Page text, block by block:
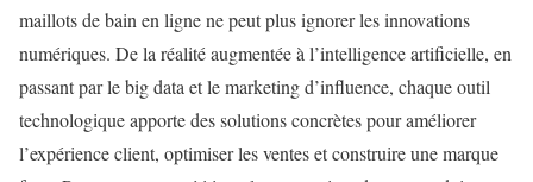
maillots de bain en ligne ne peut plus ignorer les innovations
numériques. De la réalité augmentée à l’intelligence artificielle, en
passant par le big data et le marketing d’influence, chaque outil
technologique apporte des solutions concrètes pour améliorer
l’expérience client, optimiser les ventes et construire une marque